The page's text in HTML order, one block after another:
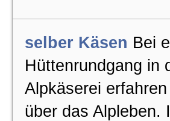
Bubble-Suite
AllSeason
selber Käsen Bei
Hüttenrundgang in
Alpkäserei erfahren
über das Alpleben.